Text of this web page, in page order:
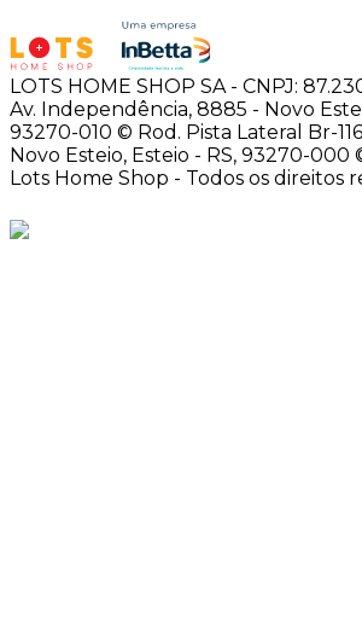
LOTS HOME SHOP SA - CNPJ:
Av. Independência, 8885 - Novo
93270-010 © Rod. Pista Lateral Br-
Novo Esteio, Esteio - RS, 93270-000
Lots Home Shop - Todos os direitos